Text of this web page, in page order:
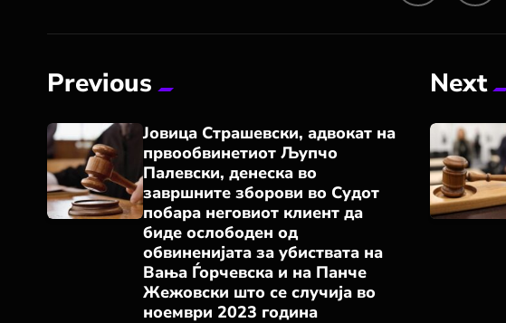
Previous
Јовица Страшевски, адвокат на
првообвинетиот Љупчо
Палевски, денеска во
завршните зборови во Судот
побара неговиот клиент да
биде ослободен од
обвиненијата за убиствата на
Вања Ѓорчевска и на Панче
Жежовски што се случија во
ноември 2023 година
Next